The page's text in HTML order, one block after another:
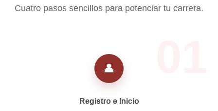
Cuatro pasos sencillos para potenciar tu carrera.
👤
Registro e Inicio